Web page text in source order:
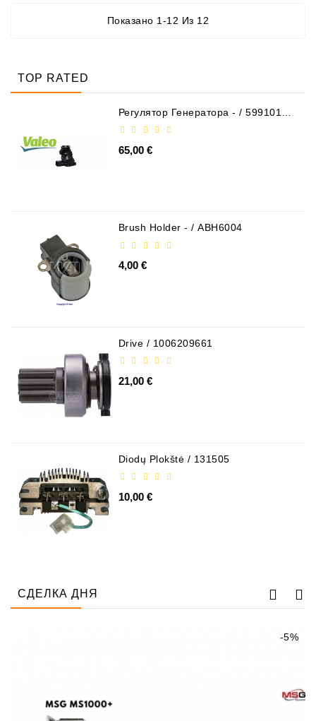
Показано 1-12 Из 12
TOP RATED
Регулятор Генератора - / 599101
65,00 €
Brush Holder - / ABH6004
4,00 €
Drive / 1006209661
21,00 €
Diodų Plokštė / 131505
10,00 €
СДЕЛКА ДНЯ
-5%